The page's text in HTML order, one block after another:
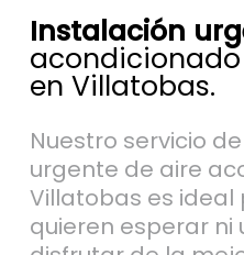
Instalación
acondicionado
en Villatobas.
Nuestro servicio
urgente de aire
Villatobas es ideal
quieren esperar